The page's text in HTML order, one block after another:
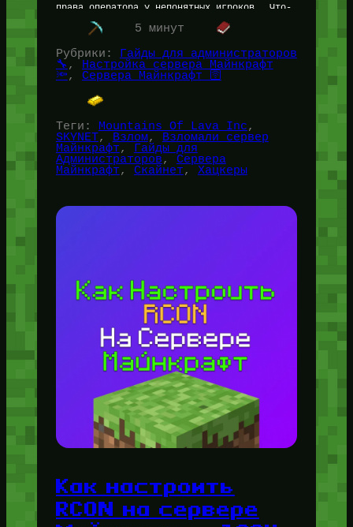
права оператора у непонятных игроков… Что-
ж, ситуация неприятная —…
5 минут
Рубрики:
Гайды для администраторов
🔧 ,
Настройка сервера Майнкрафт
🔦, Сервера Майнкрафт 🛜
Теги: Mountains Of Lava Inc
SKYNET, Взлом, Взломали сервер
Майнкрафт, Гайды для
Администраторов, Сервера
Майнкрафт, Скайнет, Хацкеры
Как настроить
RCON на сервере